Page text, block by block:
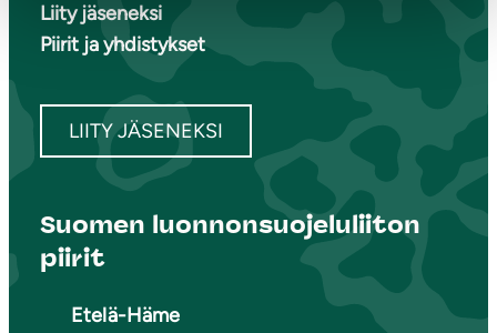
Liity jäseneksi
Piirit ja yhdistykset
LIITY JÄSENEKSI
Suomen luonnonsuojeluliiton
piirit
Etelä-Häme